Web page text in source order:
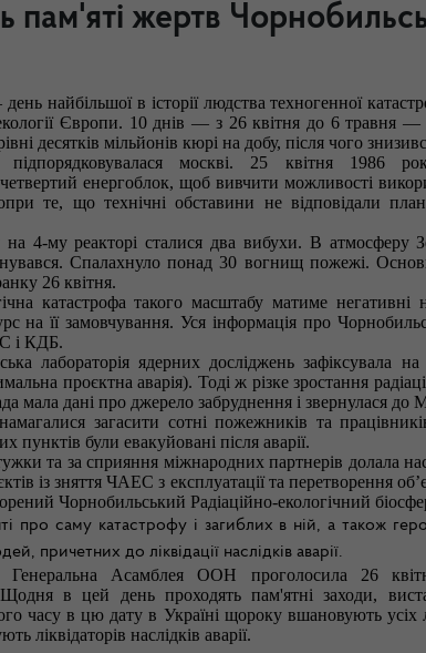
пам'яті жертв
найбільшої в історії людства техногенної
Європи. 10 днів — з 26 квітня до 6 травня —
десятків мільйонів кюрі на добу, після чого
москві. 25 квітня 1986
енергоблок, щоб вивчити можливості
те, що технічні обставини не відповідали
4-му реакторі сталися два вибухи. В атмосферу
Спалахнуло понад 30 вогнищ пожежі.
26 квітня.
катастрофа такого масштабу матиме негативні
на її замовчування. Уся інформація про
і КДБ.
лабораторія ядерних досліджень зафіксувала
проєктна аварія). Тоді ж різке зростання
мала дані про джерело забруднення і звернулася
загасити сотні пожежників та
були евакуйовані після аварії.
та за сприяння міжнародних партнерів долала
із зняття ЧАЕС з експлуатації та перетворення
Чорнобильський Радіаційно-екологічний
про саму катастрофу і загиблих в ній, а також
причетних до ліквідації наслідків аварії.
Асамблея ООН проголосила 26
Щодня в цей день проходять пам'ятні заходи,
часу в цю дату в Україні щороку вшановують усіх
ліквідаторів наслідків аварії.